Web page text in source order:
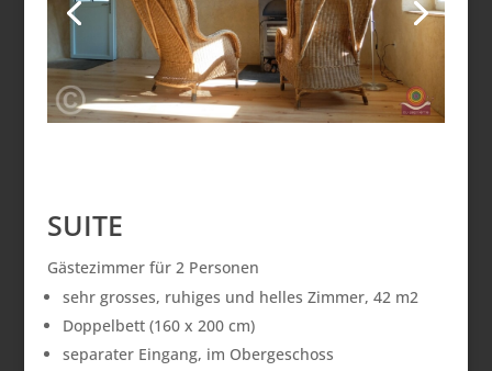
SUITE
Gästezimmer für 2 Personen
sehr grosses, ruhiges und helles Zimmer, 42 m2
Doppelbett (160 x 200 cm)
separater Eingang, im Obergeschoss